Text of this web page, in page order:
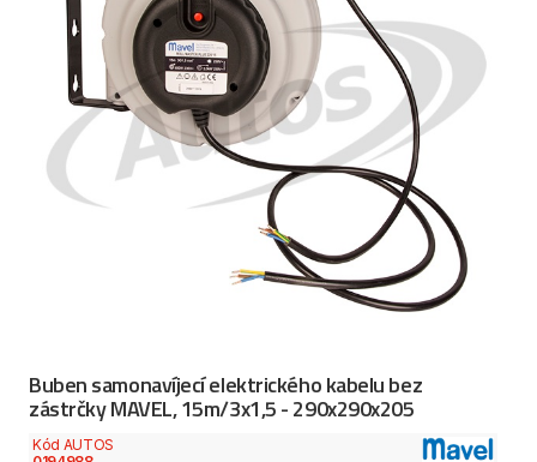
Buben samonavíjecí elektrického kabelu bez
zástrčky MAVEL, 15m/3x1,5 - 290x290x205
Kód AUTOS